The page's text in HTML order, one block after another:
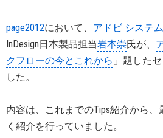
page2012において、 アドビ システ
InDesign日本製品担当岩本崇氏が、
クフローの今とこれから 」題した
した。
内容は、これまでのTips紹介から
く紹介を行っていました。